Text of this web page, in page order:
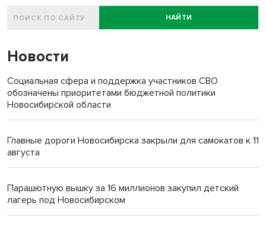
НАЙТИ
Новости
Социальная сфера и поддержка участников СВО
обозначены приоритетами бюджетной политики
Новосибирской области
Главные дороги Новосибирска закрыли для самокатов к 11
августа
Парашютную вышку за 16 миллионов закупил детский
лагерь под Новосибирском